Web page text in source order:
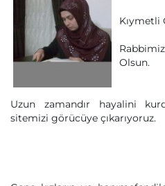
Kıymetli
Olsun.
Uzun zamandır hayalini
sitemizi görücüye çıkarıyoruz.